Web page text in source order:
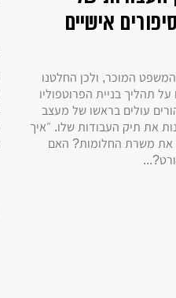
אישיים
המשפט המוכר, ולכן החלטנו
תהליך בניית הפרוטפוליו
עולים בראשו של מעצב
את תיק העבודות שלו. ״איך
את משרת החלומות? האם